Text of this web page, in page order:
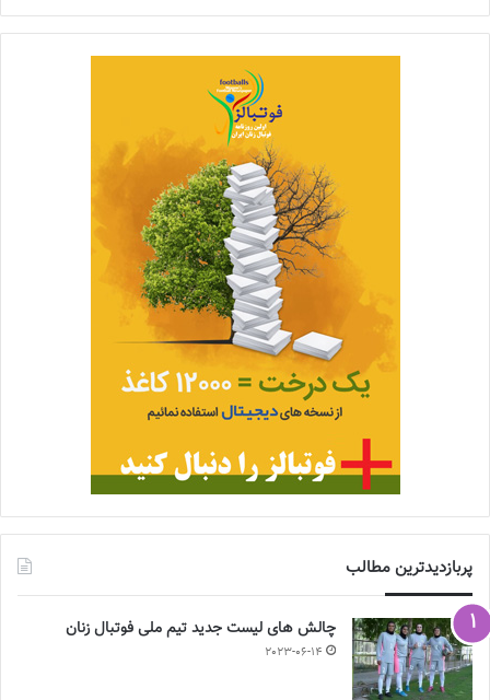
پربازدیدترین مطالب
چالش هاى ليست جدید تيم ملى فوتبال زنان
2023-06-14